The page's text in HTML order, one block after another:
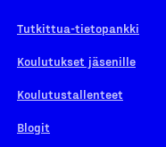
Tutkittua-tietopankki
Koulutukset jäsenille
Koulutustallenteet
Blogit